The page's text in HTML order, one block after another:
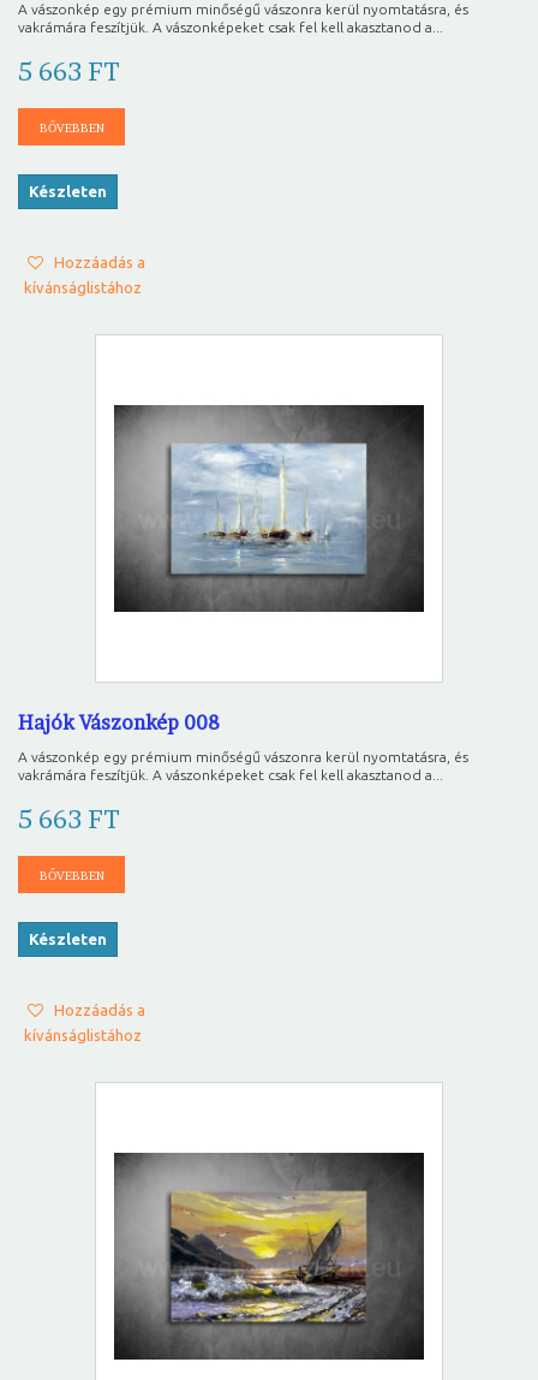
A vászonkép egy prémium minőségű vászonra kerül nyomtatásra, és
vakrámára feszítjük. A vászonképeket csak fel kell akasztanod a...
5 663 FT
BŐVEBBEN
Készleten
Hozzáadás a
kívánságlistához
Hajók Vászonkép 008
A vászonkép egy prémium minőségű vászonra kerül nyomtatásra, és
vakrámára feszítjük. A vászonképeket csak fel kell akasztanod a...
5 663 FT
BŐVEBBEN
Készleten
Hozzáadás a
kívánságlistához